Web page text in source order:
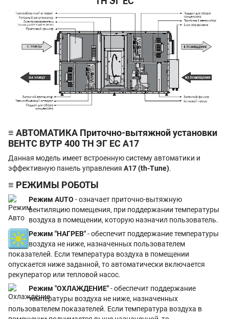
≡ АВТОМАТИКА Приточно-вытяжной установки
ВЕНТС ВУТР 400 ТН ЭГ EC А17
Данная модель имеет встроенную систему автоматики и
эффективную панель управления А17 (th-Tune).
≡ РЕЖИМЫ РОБОТЫ
Режим AUTO - означает приточно-вытяжную
вентиляцию помещения, при поддержании температуры
воздуха в помещении, которую назначил пользователь.
Режим "НАГРЕВ"- обеспечит поддержание температуры
воздуха не ниже, назначенных пользователем
показателей. Если температура воздуха в помещении
опускается ниже заданной, то автоматически включается
рекуператор или тепловой насос.
Режим "ОХЛАЖДЕНИЕ"- обеспечит поддержание
температуры воздуха не ниже, назначенных
пользователем показателей. Если температура воздуха в